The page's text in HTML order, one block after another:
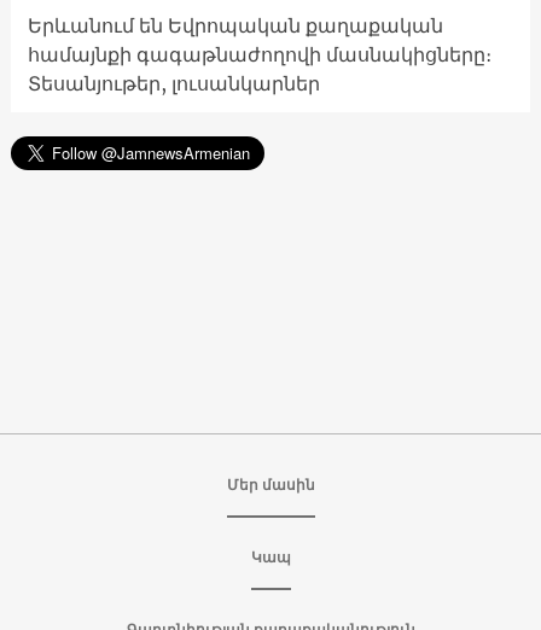
Երևանում են Եվրոպական քաղաքական
համայնքի գագաթնաժողովի մասնակիցները։
Տեսանյութեր, լուսանկարներ
Մեր մասին
Կապ